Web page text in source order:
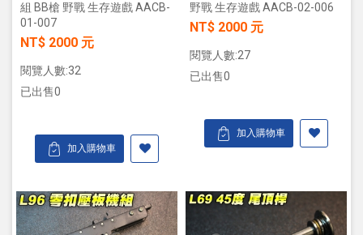
組 BB槍 野戰 生存遊戲 AACB-
01-007
NT$ 2000 元
閱覽人數:32
已出售0
加入購物車
野戰 生存遊戲 AACB-02-006
NT$ 2000 元
閱覽人數:27
已出售0
加入購物車